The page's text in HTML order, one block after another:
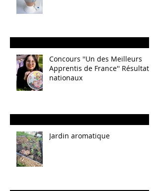
Concours ''Un des Meilleurs
Apprentis de France'' Résultats
nationaux
Jardin aromatique